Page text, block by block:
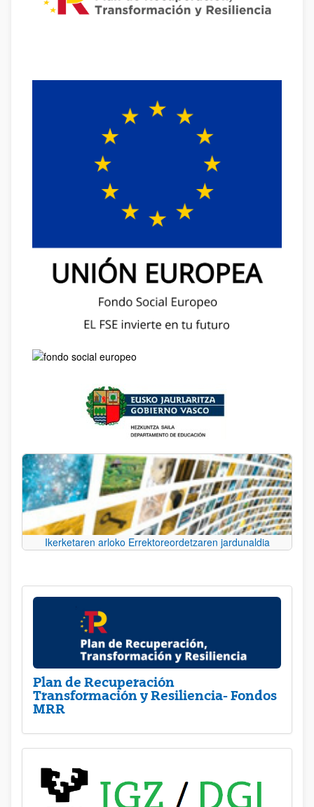
Ikerketaren arloko Errektoreordetzaren jardunaldia
Plan de Recuperación
Transformación y Resiliencia- Fondos
MRR